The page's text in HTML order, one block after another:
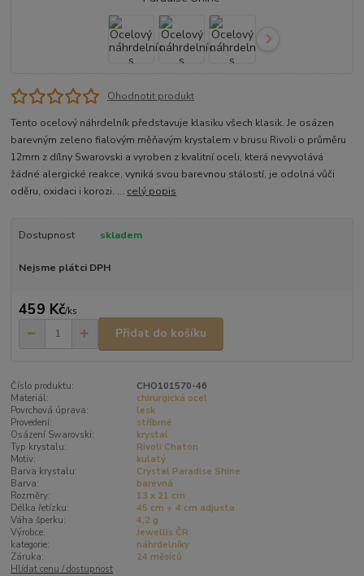
Ohodnotit produkt
Tento ocelový náhrdelník představuje klasiku všech klasik. Je osázen
barevným zeleno fialovým měňavým krystalem v brusu Rivoli o průměru
12mm z dílny Swarovski a vyroben z kvalitní oceli, která nevyvolává
žádné alergické reakce, vyniká svou barevnou stálostí, je odolná vůči
oděru, oxidaci i korozi. ... celý popis
Dostupnost skladem
Nejsme plátci DPH
459 Kč/ks
Přidat do košíku
Číslo produktu:
CHO101570-46
Materiál:
chirurgická ocel
Povrchová úprava:
lesk
Provedení:
stříbrné
Osázení Swarovski:
krystal
Typ krystalu:
Rivoli Chaton
Motiv:
kulatý
Barva krystalu:
Crystal Paradise Shine
Barva:
barevná
Rozměry:
13 x 21 cm
Délka řetízku:
45 cm + 4 cm adjusta
Váha šperku:
4,2 g
Výrobce:
Jewellis ČR
kategorie:
náhrdelníky
Záruka:
24 měsíců
Hlídat cenu / dostupnost